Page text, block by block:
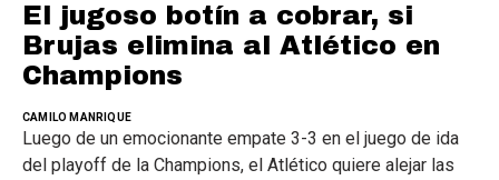
El jugoso botín a cobrar, si
Brujas elimina al Atlético en
Champions
CAMILO MANRIQUE
Luego de un emocionante empate 3-3 en el juego de ida
del playoff de la Champions, el Atlético quiere alejar las